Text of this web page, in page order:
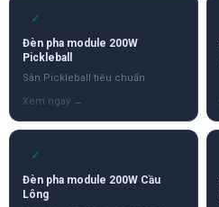
✓
Đèn pha module 200W
Pickleball
Sân Pickleball tiêu chuẩn
✓
Đèn pha module 200W Cầu
Lông